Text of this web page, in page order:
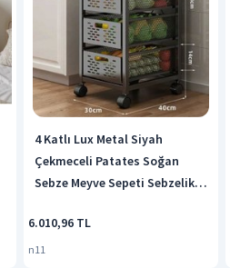
4 Katlı Lux Metal Siyah
Çekmeceli Patates Soğan
Sebze Meyve Sepeti Sebzelik
6.010,96 TL
n11